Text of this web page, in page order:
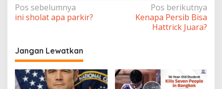
Navigasi
pos
Pos sebelumnya
ini sholat apa parkir?
Pos berikutnya
Kenapa Persib Bisa
Hattrick Juara?
Jangan Lewatkan